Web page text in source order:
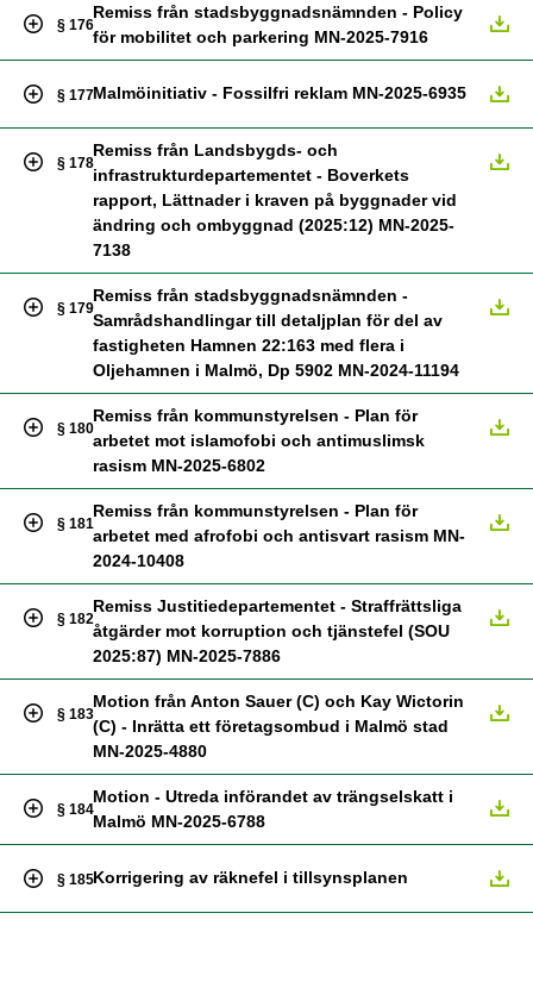
§ 176
Remiss från stadsbyggnadsnämnden - Policy
för mobilitet och parkering MN-2025-7916
§ 177Malmöinitiativ - Fossilfri reklam MN-2025-6935
§ 178
Remiss från Landsbygds- och
infrastrukturdepartementet - Boverkets
rapport, Lättnader i kraven på byggnader vid
ändring och ombyggnad (2025:12) MN-2025-
7138
§ 179
Remiss från stadsbyggnadsnämnden -
Samrådshandlingar till detaljplan för del av
fastigheten Hamnen 22:163 med flera i
Oljehamnen i Malmö, Dp 5902 MN-2024-11194
§ 180
Remiss från kommunstyrelsen - Plan för
arbetet mot islamofobi och antimuslimsk
rasism MN-2025-6802
§ 181
Remiss från kommunstyrelsen - Plan för
arbetet med afrofobi och antisvart rasism MN-
2024-10408
§ 182
Remiss Justitiedepartementet - Straffrättsliga
åtgärder mot korruption och tjänstefel (SOU
2025:87) MN-2025-7886
§ 183
Motion från Anton Sauer (C) och Kay Wictorin
(C) - Inrätta ett företagsombud i Malmö stad
MN-2025-4880
§ 184
Motion - Utreda införandet av trängselskatt i
Malmö MN-2025-6788
§ 185Korrigering av räknefel i tillsynsplanen